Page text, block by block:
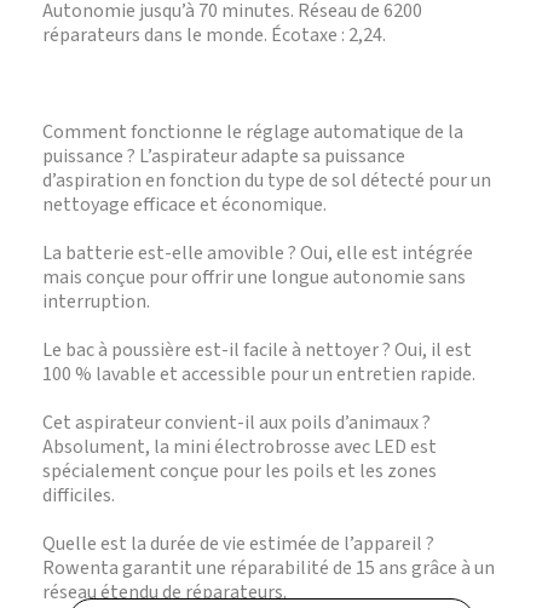
Autonomie jusqu’à 70 minutes. Réseau de 6200
réparateurs dans le monde. Écotaxe : 2,24.
Comment fonctionne le réglage automatique de la
puissance ? L’aspirateur adapte sa puissance
d’aspiration en fonction du type de sol détecté pour un
nettoyage efficace et économique.
La batterie est-elle amovible ? Oui, elle est intégrée
mais conçue pour offrir une longue autonomie sans
interruption.
Le bac à poussière est-il facile à nettoyer ? Oui, il est
100 % lavable et accessible pour un entretien rapide.
Cet aspirateur convient-il aux poils d’animaux ?
Absolument, la mini électrobrosse avec LED est
spécialement conçue pour les poils et les zones
difficiles.
Quelle est la durée de vie estimée de l’appareil ?
Rowenta garantit une réparabilité de 15 ans grâce à un
réseau étendu de réparateurs.